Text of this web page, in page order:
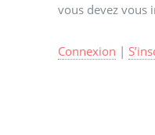
vous devez vous
Connexion |